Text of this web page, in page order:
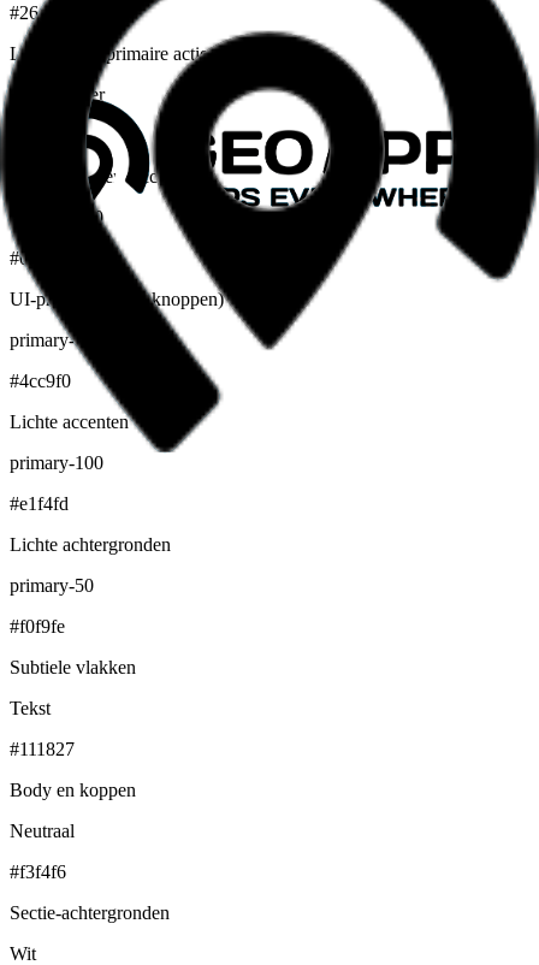
#26abe2
Logo, links, primaire acties
Brand hover
Hover, donkere accenten
primary-500
#009FDF
UI-primair (CMS, knoppen)
primary-400
#4cc9f0
Lichte accenten
primary-100
#e1f4fd
Lichte achtergronden
primary-50
#f0f9fe
Subtiele vlakken
Tekst
#111827
Body en koppen
Neutraal
#f3f4f6
Sectie-achtergronden
Wit